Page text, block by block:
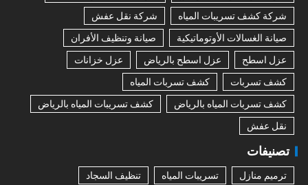
شركة كشف تسريبات المياه
شركة نقل عفش
صيانة الغسالات الأوتوماتيكية
صيانة وتنظيف الأفران
عزل اسطح
عزل اسطح بالرياض
عزل خزانات
كشف تسربات
كشف تسربات المياه
كشف تسربات المياه بالرياض
كشف تسريبات المياه بالرياض
نقل عفش
تصنيفات
ترميم منازل تسريبات المياه
تنظيف السجاد